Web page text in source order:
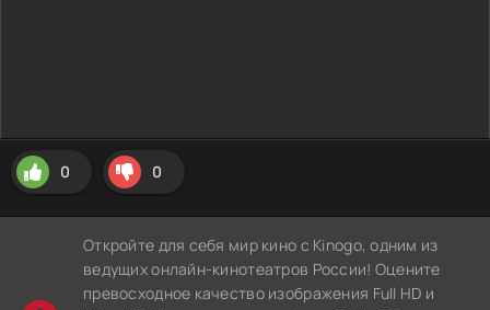
0 0
Откройте для себя мир кино с Kinogo, одним из
ведущих онлайн-кинотеатров России! Оцените
превосходное качество изображения Full HD и